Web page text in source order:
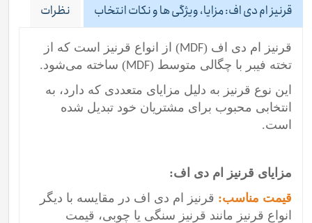
قرنیز ام دی اف: مزایا، ویژگی ها و نکات انتخاب نظرات
قرنیز ام دی اف (MDF) از انواع قرنیز است که از
تخته فیبر با چگالی متوسط (MDF) ساخته می‌شود.
این نوع قرنیز به دلیل مزایای متعددی که دارد، به
انتخابی محبوب برای مشتریان خود تبدیل شده
است.
مزایای قرنیز ام دی اف:
قیمت مناسب: قرنیز ام دی اف در مقایسه با دیگر
انواع قرنیز مانند قرنیز سنگی یا چوبی، قیمت